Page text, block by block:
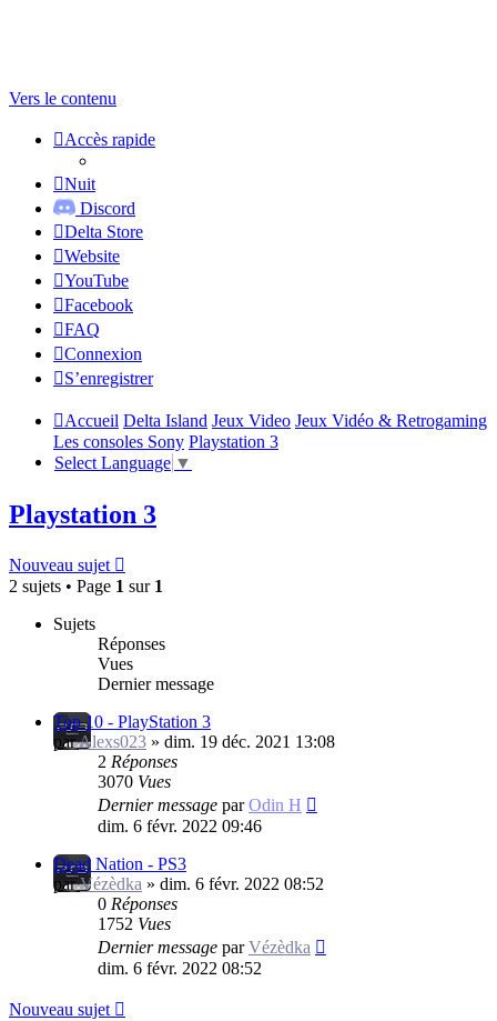
Vers le contenu
Accès rapide
Nuit
Discord
Delta Store
Website
YouTube
Facebook
FAQ
Connexion
S’enregistrer
Accueil Delta Island Jeux Video Jeux Vidéo & Retrogaming
Les consoles Sony Playstation 3
Select Language ▼
Playstation 3
Nouveau sujet
2 sujets • Page 1 sur 1
Sujets
Réponses
Vues
Dernier message
Top 10 - PlayStation 3
parAlexs023 » dim. 19 déc. 2021 13:08
2 Réponses
3070 Vues
Dernier message parOdin H
dim. 6 févr. 2022 09:46
Dead Nation - PS3
parVézèdka » dim. 6 févr. 2022 08:52
0 Réponses
1752 Vues
Dernier message parVézèdka
dim. 6 févr. 2022 08:52
Nouveau sujet